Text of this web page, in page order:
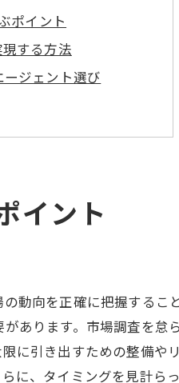
ポイント
する方法
ジェント選び
ルを回避
交渉術
不動産売買
法
イント
動向を正確に把握するこ
あります。市場調査を怠
に引き出すための整備や
に、タイミングを見計ら